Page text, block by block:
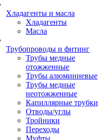
Хладагенты и масла
Хладагенты
Масла
Трубопроводы и фитинг
Трубы медные
отожженные
Трубы алюминиевые
Трубы медные
неотожженные
Капиллярные трубки
Отводы/углы
Тройники
Переходы
Муфты